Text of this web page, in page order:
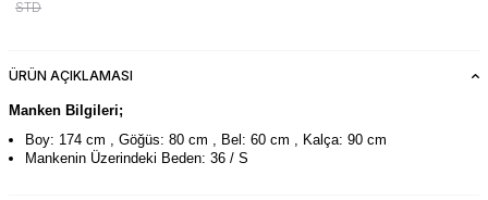
STD
ÜRÜN AÇIKLAMASI
Manken Bilgileri;
Boy: 174 cm , Göğüs: 80 cm , Bel: 60 cm , Kalça: 90 cm
Mankenin Üzerindeki Beden: 36 / S